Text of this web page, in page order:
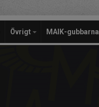
Övrigt MAIK-gubbarna